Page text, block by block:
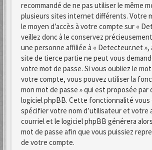
recommandé de ne pas utiliser le même
plusieurs sites internet différents. Votre
le moyen d’accès à votre compte sur «
veillez donc à le conservez
une personne affiliée à « Detecteur.net »,
site de tierce partie ne peut vous
votre mot de passe. Si vous oubliez le
votre compte, vous pouvez utiliser la
mon mot de passe » qui est proposée par
logiciel phpBB. Cette fonctionnalité vous
spécifier votre nom d’utilisateur et votre
courriel et le logiciel phpBB générera
mot de passe afin que vous puissiez
de votre compte.